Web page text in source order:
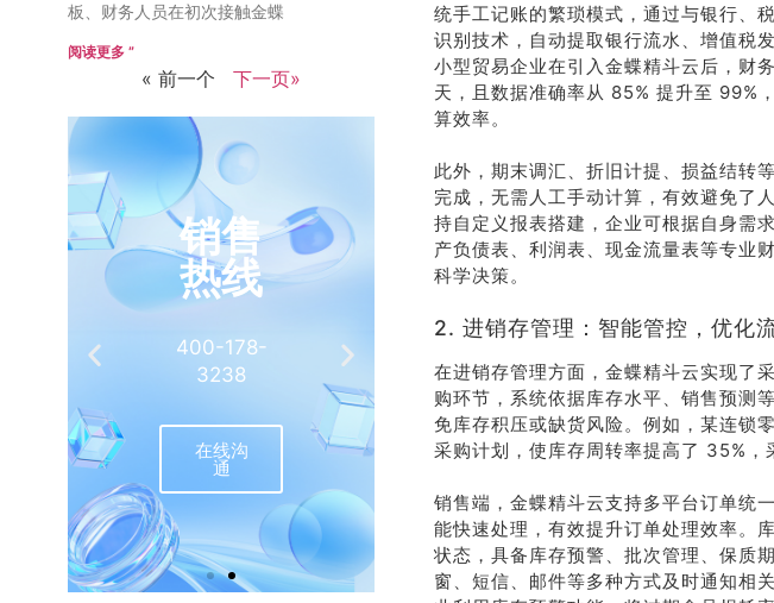
板、财务人员在初次接触金蝶
阅读更多 ”
« 前一个 下一页»
销售
热线
400-178-
3238
在线沟
通
推荐
有礼
相送
联系我
统手工记账的繁琐模式，通过与银行、
识别技术，自动提取银行流水、增值税
小型贸易企业在引入金蝶精斗云后，财
天，且数据准确率从 85% 提升至 99%
算效率。
此外，期末调汇、折旧计提、损益结转
完成，无需人工手动计算，有效避免了
持自定义报表搭建，企业可根据自身需
产负债表、利润表、现金流量表等专业
科学决策。
2. 进销存管理：智能管控，优化
在进销存管理方面，金蝶精斗云实现了
购环节，系统依据库存水平、销售预测
免库存积压或缺货风险。例如，某连锁
采购计划，使库存周转率提高了 35%，
销售端，金蝶精斗云支持多平台订单统
能快速处理，有效提升订单处理效率。
状态，具备库存预警、批次管理、保质
窗、短信、邮件等多种方式及时通知相